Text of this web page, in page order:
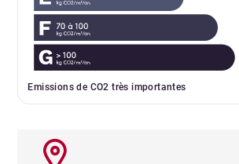
Emissions de CO2 très importantes